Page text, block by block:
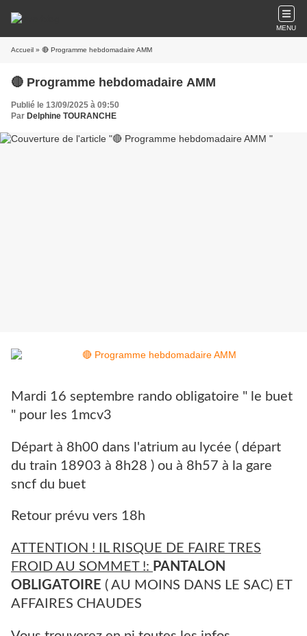
MENU
Accueil » 🔴 Programme hebdomadaire AMM
🔴 Programme hebdomadaire AMM
Publié le 13/09/2025 à 09:50
Par Delphine TOURANCHE
Mardi 16 septembre rando obligatoire " le buet
" pour les 1mcv3
Départ à 8h00 dans l'atrium au lycée ( départ
du train 18903 à 8h28 ) ou à 8h57 à la gare
sncf du buet
Retour prévu vers 18h
ATTENTION ! IL RISQUE DE FAIRE TRES
FROID AU SOMMET !: PANTALON
OBLIGATOIRE ( AU MOINS DANS LE SAC) ET
AFFAIRES CHAUDES